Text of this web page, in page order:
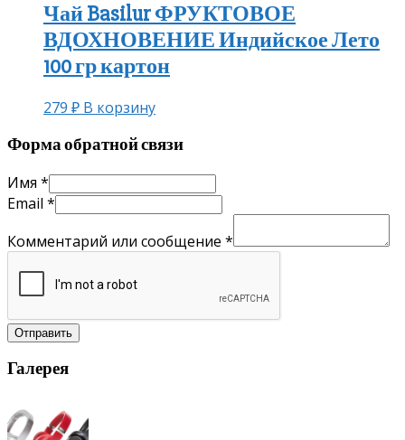
Чай Basilur ФРУКТОВОЕ
ВДОХНОВЕНИЕ Индийское Лето
100 гр картон
279 ₽ В корзину
Форма обратной связи
Имя *
Email *
Комментарий или сообщение *
Отправить
Галерея